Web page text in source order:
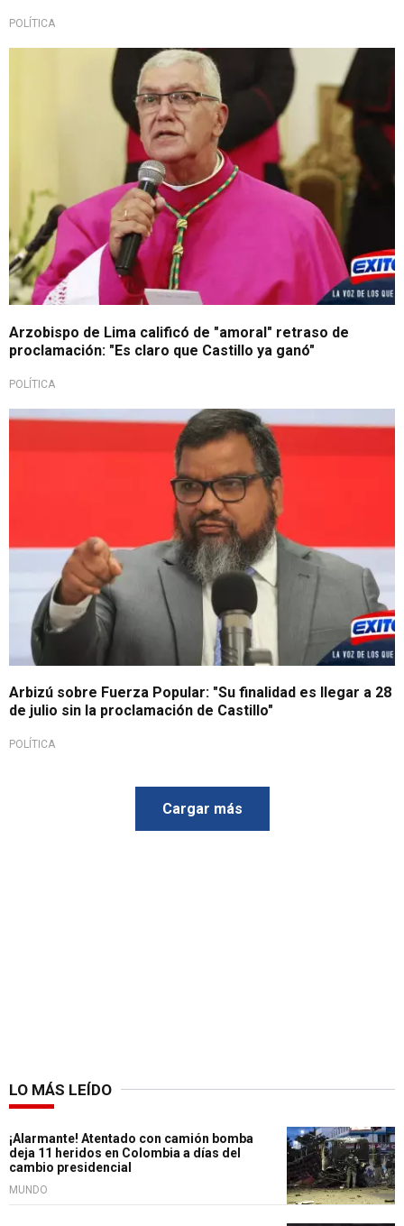
POLÍTICA
Arzobispo de Lima calificó de "amoral" retraso de
proclamación: "Es claro que Castillo ya ganó"
POLÍTICA
Arbizú sobre Fuerza Popular: "Su finalidad es llegar a 28
de julio sin la proclamación de Castillo"
POLÍTICA
Cargar más
LO MÁS LEÍDO
¡Alarmante! Atentado con camión bomba
deja 11 heridos en Colombia a días del
cambio presidencial
MUNDO